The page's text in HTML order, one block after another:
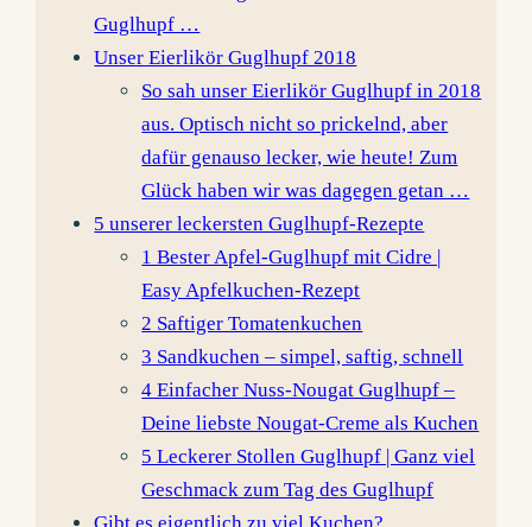
Guglhupf …
Unser Eierlikör Guglhupf 2018
So sah unser Eierlikör Guglhupf in 2018
aus. Optisch nicht so prickelnd, aber
dafür genauso lecker, wie heute! Zum
Glück haben wir was dagegen getan …
5 unserer leckersten Guglhupf-Rezepte
1 Bester Apfel-Guglhupf mit Cidre |
Easy Apfelkuchen-Rezept
2 Saftiger Tomatenkuchen
3 Sandkuchen – simpel, saftig, schnell
4 Einfacher Nuss-Nougat Guglhupf –
Deine liebste Nougat-Creme als Kuchen
5 Leckerer Stollen Guglhupf | Ganz viel
Geschmack zum Tag des Guglhupf